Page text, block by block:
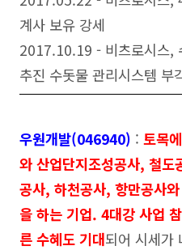
계사 보유 강세
2017.10.19 - 비츠로시스,
추진 수돗물 관리시스템 부
우원개발(046940) : 토목
와 산업단지조성공사, 철
공사, 하천공사, 항만공사
을 하는 기업. 4대강 사업
른 수혜도 기대되어 시세가